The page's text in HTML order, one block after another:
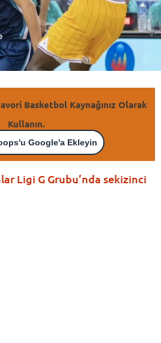
Basketbol Kaynağınız Olarak
Kullanın.
Google'a Ekleyin
Ligi G Grubu’nda sekizinci